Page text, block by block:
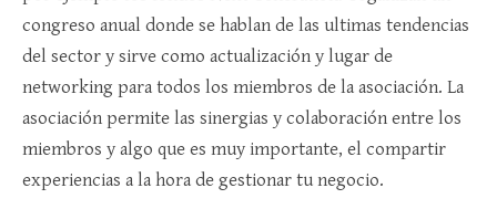
congreso anual donde se hablan de las ultimas tendencias
del sector y sirve como actualización y lugar de
networking para todos los miembros de la asociación. La
asociación permite las sinergias y colaboración entre los
miembros y algo que es muy importante, el compartir
experiencias a la hora de gestionar tu negocio.